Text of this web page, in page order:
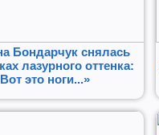
Бондарчук снялась
лазурного оттенка:
это ноги...»